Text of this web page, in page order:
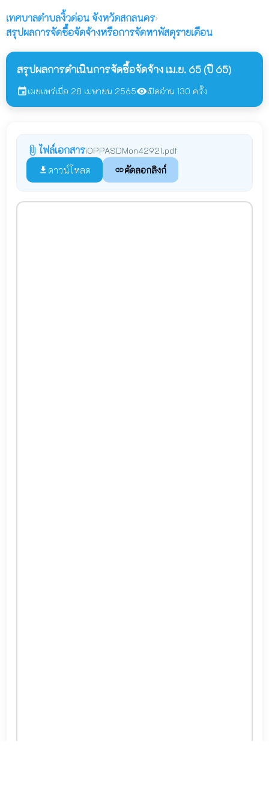
เทศบาลตำบลงิ้วด่อน จังหวัดสกลนคร›
สรุปผลการจัดซื้อจัดจ้างหรือการจัดหาพัสดุรายเดือน
สรุปผลการดำเนินการจัดซื้อจัดจ้าง เม.ย. 65 (ปี 65)
eventเผยแพร่เมื่อ 28 เมษายน 2565visibilityเปิดอ่าน 130 ครั้ง
attach_file ไฟล์เอกสารiOPPASDMon42921.pdf
file_download ดาวน์โหลด linkคัดลอกลิงก์